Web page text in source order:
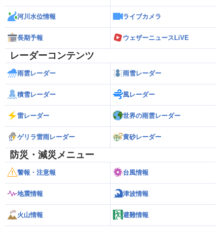
河川水位情報 ライブカメラ
長期予報 ウェザーニュースLiVE
レーダーコンテンツ
雨雲レーダー 雨雪レーダー
積雪レーダー 風レーダー
雷レーダー 世界の雨雲レーダー
ゲリラ雷雨レーダー 黄砂レーダー
防災・減災メニュー
警報・注意報 台風情報
地震情報 津波情報
火山情報 避難情報